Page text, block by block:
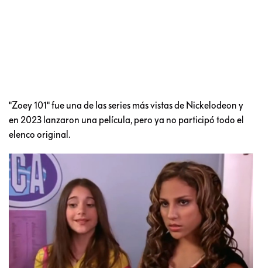
"Zoey 101" fue una de las series más vistas de Nickelodeon y
en 2023 lanzaron una película, pero ya no participó todo el
elenco original.